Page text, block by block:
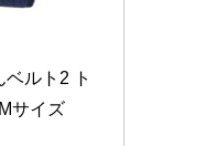
ルト2 ト
サイズ